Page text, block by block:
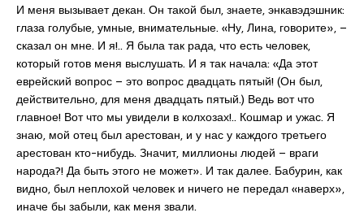
И меня вызывает декан. Он такой был, знаете, энкавэдэшник:
глаза голубые, умные, внимательные. «Ну, Лина, говорите», –
сказал он мне. И я!.. Я была так рада, что есть человек,
который готов меня выслушать. И я так начала: «Да этот
еврейский вопрос – это вопрос двадцать пятый! (Он был,
действительно, для меня двадцать пятый.) Ведь вот что
главное! Вот что мы увидели в колхозах!.. Кошмар и ужас. Я
знаю, мой отец был арестован, и у нас у каждого третьего
арестован кто-нибудь. Значит, миллионы людей – враги
народа?! Да быть этого не может». И так далее. Бабурин, как
видно, был неплохой человек и ничего не передал «наверх»,
иначе бы забыли, как меня звали.